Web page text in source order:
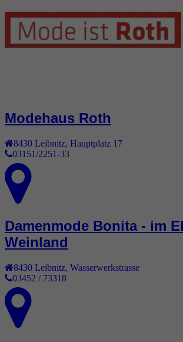
Modehaus Roth
8430 Leibnitz Hauptplatz 17
03151/2251-33
Damenmode Bonita - im
Weinland
8430 Leibnitz, Wasserwerkstrasse
03452 / 73318